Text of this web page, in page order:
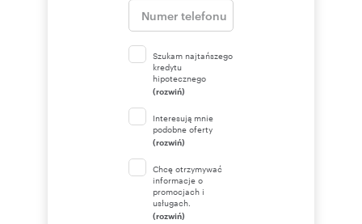
Szukam najtańszego
kredytu
hipotecznego
(rozwiń)
Interesują mnie
podobne oferty
(rozwiń)
Chcę otrzymywać
informacje o
promocjach i
usługach.
(rozwiń)